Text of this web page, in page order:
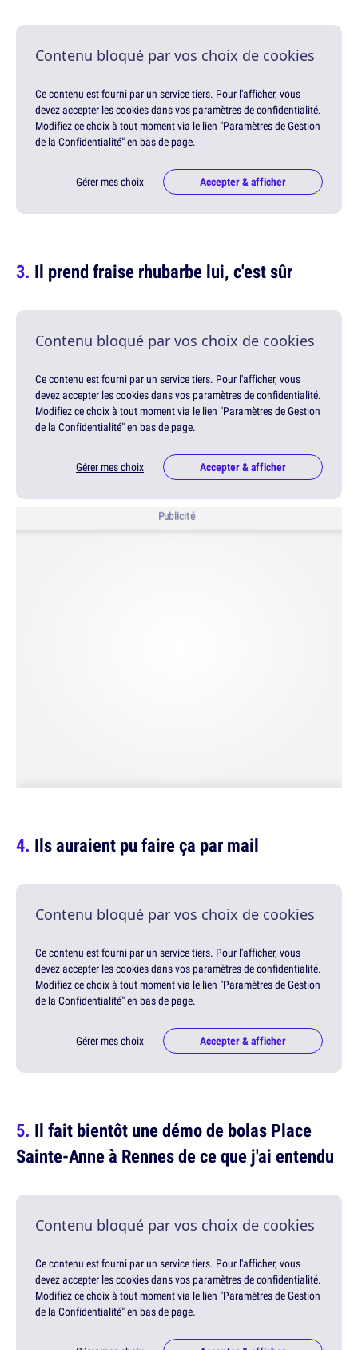
Contenu bloqué par vos choix de cookies
Ce contenu est fourni par un service tiers. Pour l'afficher, vous
devez accepter les cookies dans vos paramètres de confidentialité.
Modifiez ce choix à tout moment via le lien "Paramètres de Gestion
de la Confidentialité" en bas de page.
Gérer mes choix Accepter & afficher
Il prend fraise rhubarbe lui, c'est sûr
Contenu bloqué par vos choix de cookies
Ce contenu est fourni par un service tiers. Pour l'afficher, vous
devez accepter les cookies dans vos paramètres de confidentialité.
Modifiez ce choix à tout moment via le lien "Paramètres de Gestion
de la Confidentialité" en bas de page.
Gérer mes choix Accepter & afficher
Publicité
Ils auraient pu faire ça par mail
Contenu bloqué par vos choix de cookies
Ce contenu est fourni par un service tiers. Pour l'afficher, vous
devez accepter les cookies dans vos paramètres de confidentialité.
Modifiez ce choix à tout moment via le lien "Paramètres de Gestion
de la Confidentialité" en bas de page.
Gérer mes choix Accepter & afficher
Il fait bientôt une démo de bolas Place
Sainte-Anne à Rennes de ce que j'ai entendu
Contenu bloqué par vos choix de cookies
Ce contenu est fourni par un service tiers. Pour l'afficher, vous
devez accepter les cookies dans vos paramètres de confidentialité.
Modifiez ce choix à tout moment via le lien "Paramètres de Gestion
de la Confidentialité" en bas de page.